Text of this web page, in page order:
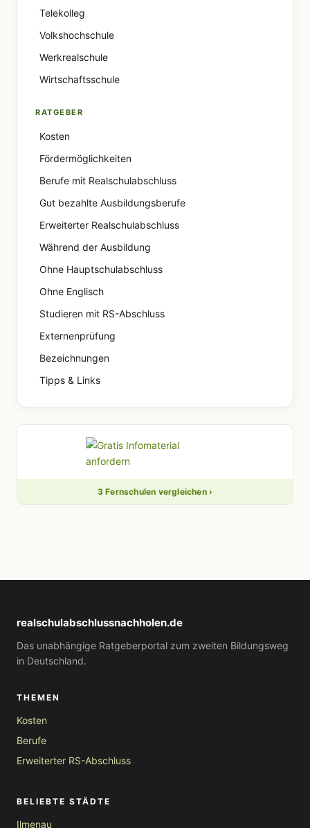
Telekolleg
Volkshochschule
Werkrealschule
Wirtschaftsschule
RATGEBER
Kosten
Fördermöglichkeiten
Berufe mit Realschulabschluss
Gut bezahlte Ausbildungsberufe
Erweiterter Realschulabschluss
Während der Ausbildung
Ohne Hauptschulabschluss
Ohne Englisch
Studieren mit RS-Abschluss
Externenprüfung
Bezeichnungen
Tipps & Links
3 Fernschulen vergleichen ›
realschulabschlussnachholen.de
Das unabhängige Ratgeberportal zum zweiten Bildungsweg
in Deutschland.
THEMEN
Kosten
Berufe
Erweiterter RS-Abschluss
BELIEBTE STÄDTE
Ilmenau